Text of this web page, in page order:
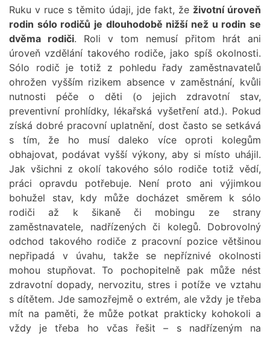
Ruku v ruce s těmito údaji, jde fakt, že životní úroveň
rodin sólo rodičů je dlouhodobě nižší než u rodin se
dvěma rodiči. Roli v tom nemusí přitom hrát ani
úroveň vzdělání takového rodiče, jako spíš okolnosti.
Sólo rodič je totiž z pohledu řady zaměstnavatelů
ohrožen vyšším rizikem absence v zaměstnání, kvůli
nutnosti péče o děti (o jejich zdravotní stav,
preventivní prohlídky, lékařská vyšetření atd.). Pokud
získá dobré pracovní uplatnění, dost často se setkává
s tím, že ho musí daleko více oproti kolegům
obhajovat, podávat vyšší výkony, aby si místo uhájil.
Jak všichni z okolí takového sólo rodiče totiž vědí,
práci opravdu potřebuje. Není proto ani výjimkou
bohužel stav, kdy může docházet směrem k sólo
rodiči až k šikaně či mobingu ze strany
zaměstnavatele, nadřízených či kolegů. Dobrovolný
odchod takového rodiče z pracovní pozice většinou
nepřipadá v úvahu, takže se nepříznivé okolnosti
mohou stupňovat. To pochopitelně pak může nést
zdravotní dopady, nervozitu, stres i potíže ve vztahu
s dítětem. Jde samozřejmě o extrém, ale vždy je třeba
mít na paměti, že může potkat prakticky kohokoli a
vždy je třeba ho včas řešit – s nadřízeným na